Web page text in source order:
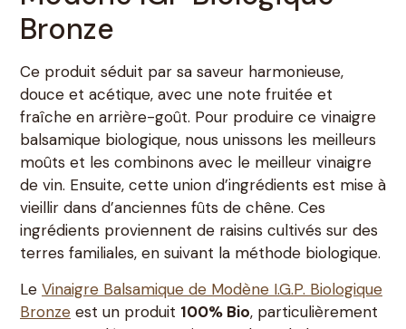
Bronze
Ce produit séduit par sa saveur harmonieuse,
douce et acétique, avec une note fruitée et
fraîche en arrière-goût. Pour produire ce vinaigre
balsamique biologique, nous unissons les meilleurs
moûts et les combinons avec le meilleur vinaigre
de vin. Ensuite, cette union d’ingrédients est mise à
vieillir dans d’anciennes fûts de chêne. Ces
ingrédients proviennent de raisins cultivés sur des
terres familiales, en suivant la méthode biologique.
Le Vinaigre Balsamique de Modène I.G.P. Biologique
Bronze est un produit 100% Bio, particulièrement